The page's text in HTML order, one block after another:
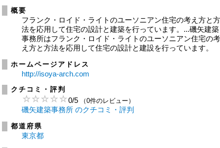
概要
フランク・ロイド・ライトのユーソニアン住宅の考え方と
法を応用して住宅の設計と建築を行っています。...磯矢建築
事務所はフランク・ロイド・ライトのユーソニアン住宅の
え方と方法を応用して住宅の設計と建設を行っています。
ホームページアドレス
http://isoya-arch.com
クチコミ・評判
0/5 （0件のレビュー）
磯矢建築事務所 のクチコミ・評判
都道府県
東京都